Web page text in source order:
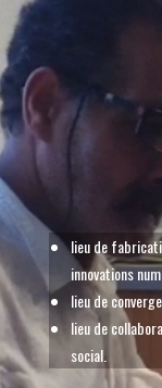
lieu de
innovations
lieu de
lieu de
social.